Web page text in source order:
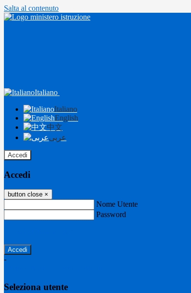
Salta al contenuto
Italiano
Italiano
English
中文
عربى
Accedi
Accedi
button close ×
Nome Utente
Password
-
Seleziona utente